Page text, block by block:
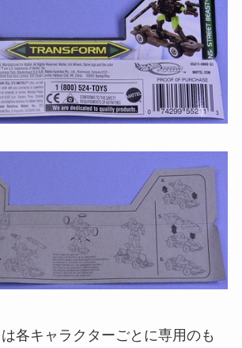
各キャラクターごとに専用のも